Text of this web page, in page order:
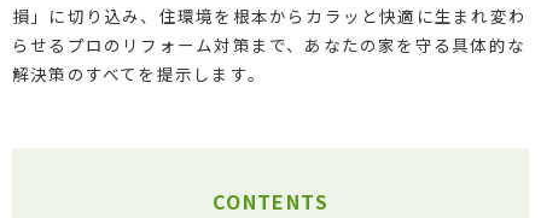
損」に切り込み、住環境を根本からカラッと快適に生まれ変わ
らせるプロのリフォーム対策まで、あなたの家を守る具体的な
解決策のすべてを提示します。
CONTENTS